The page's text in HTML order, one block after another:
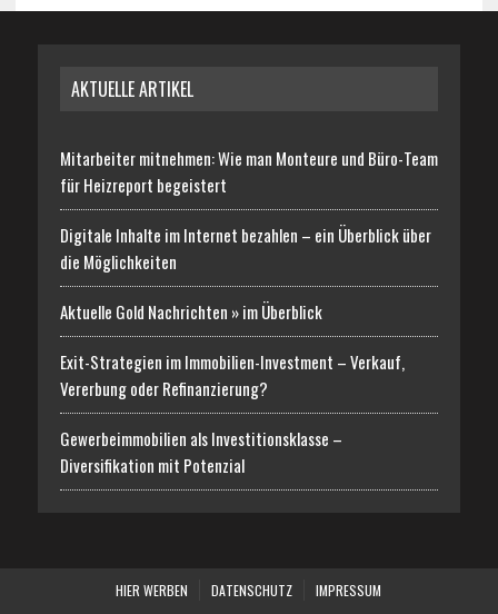
AKTUELLE ARTIKEL
Mitarbeiter mitnehmen: Wie man Monteure und Büro-Team
für Heizreport begeistert
Digitale Inhalte im Internet bezahlen – ein Überblick über
die Möglichkeiten
Aktuelle Gold Nachrichten » im Überblick
Exit-Strategien im Immobilien-Investment – Verkauf,
Vererbung oder Refinanzierung?
Gewerbeimmobilien als Investitionsklasse –
Diversifikation mit Potenzial
HIER WERBEN DATENSCHUTZ IMPRESSUM